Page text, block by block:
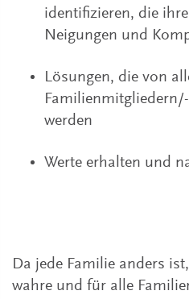
identifizieren, die
Neigungen und
Lösungen, die von
werden
Werte erhalten und
Da jede Familie anders
wahre und für alle